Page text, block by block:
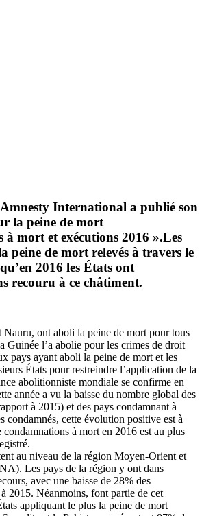
International a publié son
la peine de mort
mort et exécutions 2016 ».Les
peine de mort relevés à travers le
2016 les États ont
recouru à ce châtiment.
ont aboli la peine de mort pour tous
Guinée l’a abolie pour les crimes de droit
pays ayant aboli la peine de mort et les
États pour restreindre l’application de la
abolitionniste mondiale se confirme en
année a vu la baisse du nombre global des
à 2015) et des pays condamnant à
condamnés, cette évolution positive est à
à mort en 2016 est au plus
au niveau de la région Moyen-Orient et
Les pays de la région y ont dans
avec une baisse de 28% des
2015. Néanmoins, font partie de cet
appliquant le plus la peine de mort